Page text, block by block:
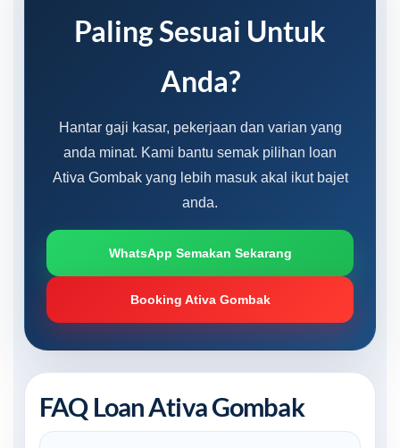
Paling Sesuai Untuk
Anda?
Hantar gaji kasar, pekerjaan dan varian yang
anda minat. Kami bantu semak pilihan loan
Ativa Gombak yang lebih masuk akal ikut bajet
anda.
WhatsApp Semakan Sekarang
Booking Ativa Gombak
FAQ Loan Ativa Gombak